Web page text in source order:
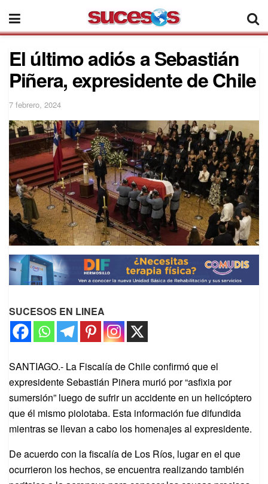
El último adiós a Sebastián
Piñera, expresidente de Chile
7 febrero, 2024
SUCESOS EN LINEA
SANTIAGO.- La Fiscalía de Chile confirmó que el
expresidente Sebastián Piñera murió por “asfixia por
sumersión” luego de sufrir un accidente en un helicóptero
que él mismo piolotaba. Esta información fue difundida
mientras se llevan a cabo los homenajes al expresidente.
De acuerdo con la fiscalía de Los Ríos, lugar en el que
ocurrieron los hechos, se encuentra realizando también